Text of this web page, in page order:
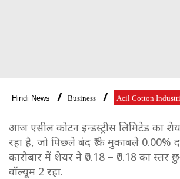
Hindi News Business Acil Cotton
आज एसील कोटन इन्डस्ट्रीस लिमिटेड का
रहा है, जो पिछले बंद ₹ के मुकाबले 0.00%
कारोबार में शेयर ने ₹0.18 – ₹0.18 का स्तर
वॉल्यूम 2 रहा.